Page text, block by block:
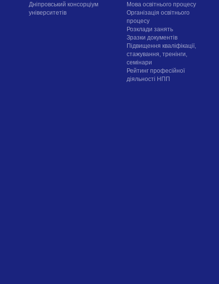
Дніпровський консорціум
університетів
Мова освітнього процесу
Організація освітнього
процесу
Розклади занять
Зразки документів
Підвищення кваліфікації,
стажування, тренінги,
семінари
Рейтинг професійної
діяльності НПП